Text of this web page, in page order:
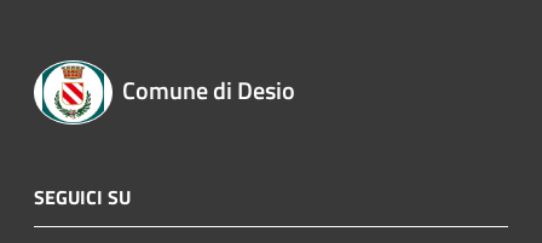
Comune di Desio
SEGUICI SU